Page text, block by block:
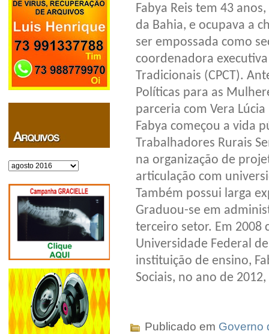
Arquivos
Fabya Reis tem 43
da Bahia, e ocupava a
ser empossada como
coordenadora
Tradicionais (CPCT).
Políticas para as
parceria com Vera
Fabya começou a vida
Trabalhadores Rurais
na organização de
articulação com
Também possui larga
Graduou-se em
terceiro setor. Em 2008
Universidade Federal
instituição de ensino,
Sociais, no ano de
Publicado em Governo